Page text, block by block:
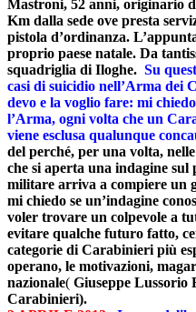
Mastroni, 52 anni, originario
Km dalla sede ove presta
pistola d’ordinanza.
proprio paese natale. Da
squadriglia di Iloghe. Su
casi di suicidio nell’Arma dei
devo e la voglio fare: mi
l’Arma, ogni volta che un
viene esclusa qualunque
del perché, per una volta,
che si aperta una indagine
militare arriva a compiere un
mi chiedo se un’indagine
voler trovare un colpevole a
evitare qualche futuro fatto,
categorie di Carabinieri più
operano, le motivazioni,
nazionale( Giuseppe Lussorio
Carabinieri).